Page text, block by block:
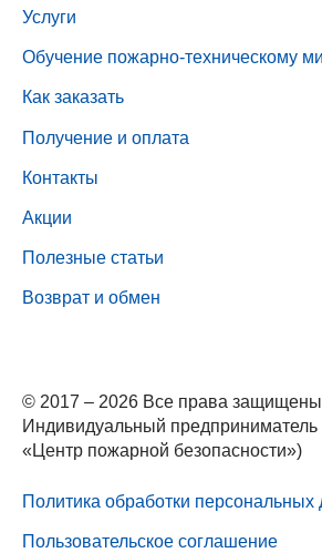
Услуги
Обучение пожарно-техническому
Как заказать
Получение и оплата
Контакты
Акции
Полезные статьи
Возврат и обмен
© 2017 – 2026 Все права
Индивидуальный
«Центр пожарной безопасности»)
Политика обработки персональных
Пользовательское соглашение